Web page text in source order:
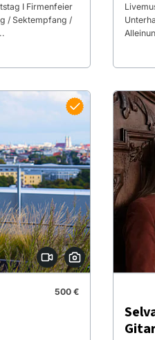
I Firmenfeier
/ Sektempfang /
500 €